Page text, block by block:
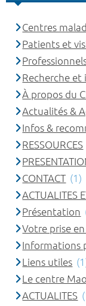
Centres
Patients et
Recherche
À propos du
Actualités &
Infos &
RESSOURCES
CONTACT (1)
ACTUALITES
Présentation
Votre prise
Informations
Liens utiles
Le centre
ACTUALITES